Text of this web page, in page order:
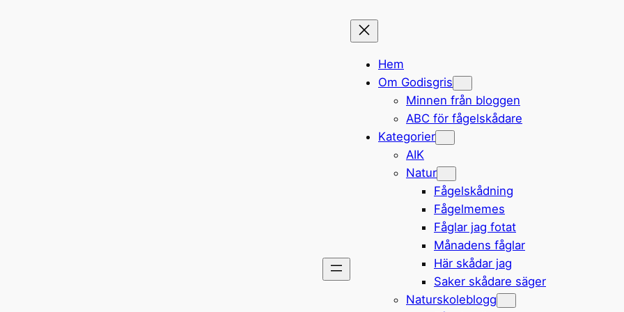
Hem
Om Godisgris
Minnen från bloggen
ABC för fågelskådare
Kategorier
AIK
Natur
Fågelskådning
Fågelmemes
Fåglar jag fotat
Månadens fåglar
Här skådar jag
Saker skådare säger
Naturskoleblogg